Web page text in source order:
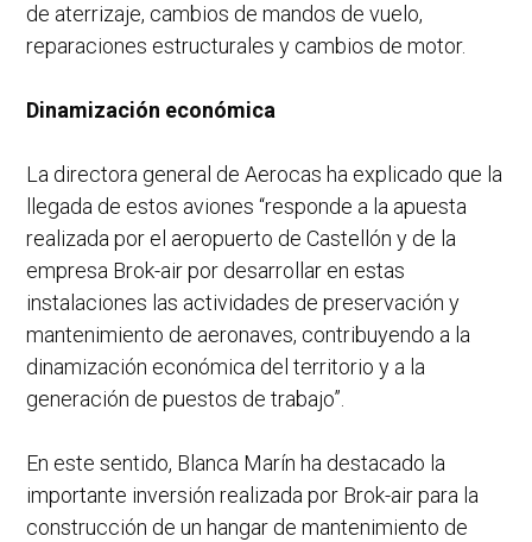
de aterrizaje, cambios de mandos de vuelo,
reparaciones estructurales y cambios de motor.
Dinamización económica
La directora general de Aerocas ha explicado que la
llegada de estos aviones “responde a la apuesta
realizada por el aeropuerto de Castellón y de la
empresa Brok-air por desarrollar en estas
instalaciones las actividades de preservación y
mantenimiento de aeronaves, contribuyendo a la
dinamización económica del territorio y a la
generación de puestos de trabajo”.
En este sentido, Blanca Marín ha destacado la
importante inversión realizada por Brok-air para la
construcción de un hangar de mantenimiento de